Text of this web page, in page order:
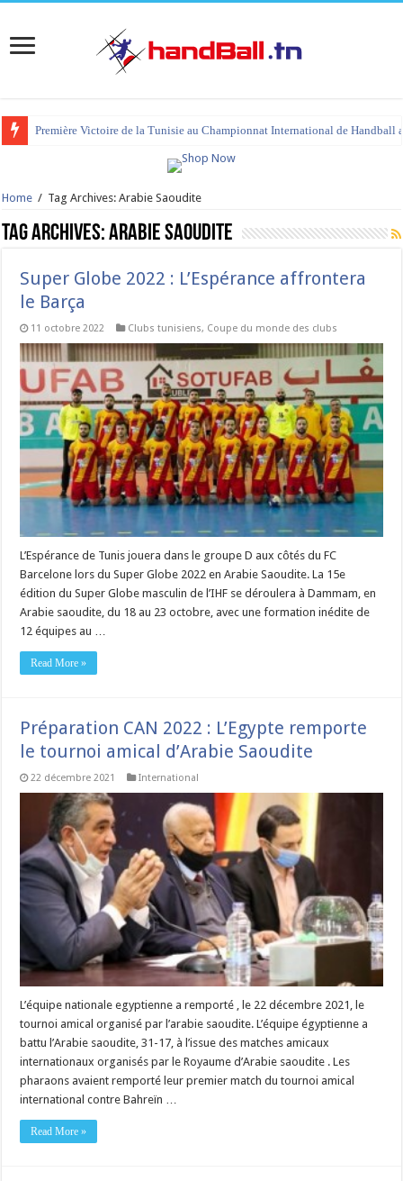
Première Victoire de la Tunisie au Championnat International de Handball
tournoi international Hammamet 2023 : programme et liste des joueurs
Home / Tag Archives: Arabie Saoudite
Tag Archives:Arabie Saoudite
Super Globe 2022 : L’Espérance affrontera
le Barça
11 octobre 2022 Clubs tunisiens, Coupe du monde des clubs
L’Espérance de Tunis jouera dans le groupe D aux côtés du FC
Barcelone lors du Super Globe 2022 en Arabie Saoudite. La 15e
édition du Super Globe masculin de l’IHF se déroulera à Dammam, en
Arabie saoudite, du 18 au 23 octobre, avec une formation inédite de
12 équipes au …
Read More »
Préparation CAN 2022 : L’Egypte remporte
le tournoi amical d’Arabie Saoudite
22 décembre 2021 International
L’équipe nationale egyptienne a remporté , le 22 décembre 2021, le
tournoi amical organisé par l’arabie saoudite. L’équipe égyptienne a
battu l’Arabie saoudite, 31-17, à l’issue des matches amicaux
internationaux organisés par le Royaume d’Arabie saoudite . Les
pharaons avaient remporté leur premier match du tournoi amical
international contre Bahreïn …
Read More »